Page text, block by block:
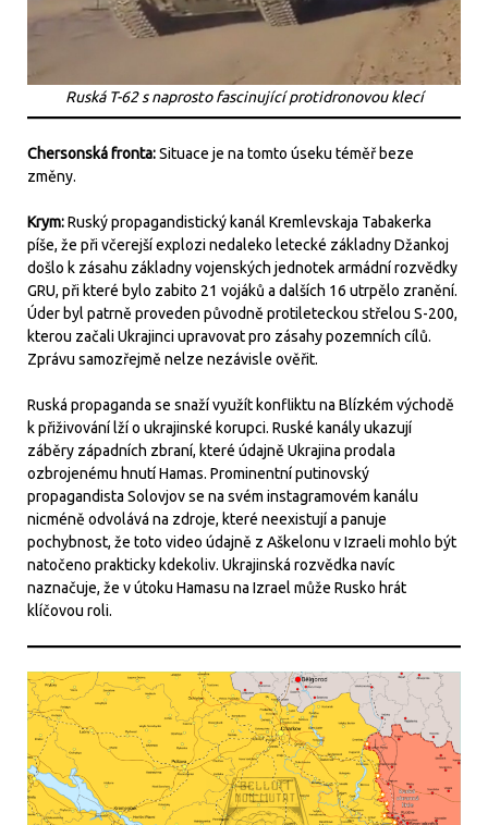
Ruská T-62 s naprosto fascinující protidronovou klecí
Chersonská fronta:Situace je na tomto úseku téměř beze
změny.
Krym:Ruský propagandistický kanál Kremlevskaja Tabakerka
píše, že při včerejší explozi nedaleko letecké základny Džankoj
došlo k zásahu základny vojenských jednotek armádní rozvědky
GRU, při které bylo zabito 21 vojáků a dalších 16 utrpělo zranění.
Úder byl patrně proveden původně protileteckou střelou S-200,
kterou začali Ukrajinci upravovat pro zásahy pozemních cílů.
Zprávu samozřejmě nelze nezávisle ověřit.
Ruská propaganda se snaží využít konfliktu na Blízkém východě
k přiživování lží o ukrajinské korupci. Ruské kanály ukazují
záběry západních zbraní, které údajně Ukrajina prodala
ozbrojenému hnutí Hamas. Prominentní putinovský
propagandista Solovjov se na svém instagramovém kanálu
nicméně odvolává na zdroje, které neexistují a panuje
pochybnost, že toto video údajně z Aškelonu v Izraeli mohlo být
natočeno prakticky kdekoliv. Ukrajinská rozvědka navíc
naznačuje, že v útoku Hamasu na Izrael může Rusko hrát
klíčovou roli.